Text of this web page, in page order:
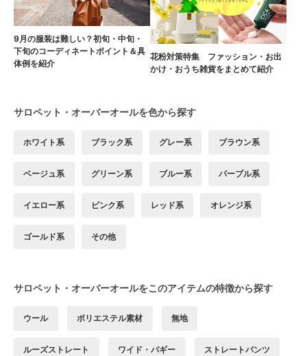
9月の服装は難しい？初旬・中旬・
下旬のコーディネートポイント＆具
体例を紹介
花粉対策特集 ファッション・お出
かけ・おうち雑貨をまとめて紹介
サロペット・オーバーオールを色から探す
ホワイト系 ブラック系 グレー系 ブラウン系
ベージュ系 グリーン系 ブルー系 パープル系
イエロー系 ピンク系 レッド系 オレンジ系
ゴールド系 その他
サロペット・オーバーオールをこのアイテムの特徴から探す
ウール ポリエステル素材 無地
ルーズストレート ワイド・バギー ストレートパンツ